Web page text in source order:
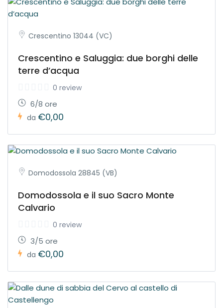
Crescentino 13044 (VC)
Crescentino e Saluggia: due borghi delle
terre d’acqua
0 review
6/8 ore
da €0,00
Domodossola 28845 (VB)
Domodossola e il suo Sacro Monte
Calvario
0 review
3/5 ore
da €0,00